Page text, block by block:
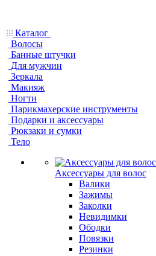
Каталог
Волосы
Банные штучки
Для мужчин
Зеркала
Макияж
Ногти
Парикмахерские инструменты
Подарки и аксессуары
Рюкзаки и сумки
Тело
Аксессуары для волос
Валики
Зажимы
Заколки
Невидимки
Ободки
Повязки
Резинки